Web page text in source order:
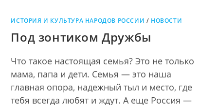
ИСТОРИЯ И КУЛЬТУРА НАРОДОВ РОССИИ / НОВОСТИ
Под зонтиком Дружбы
Что такое настоящая семья? Это не только
мама, папа и дети. Семья — это наша
главная опора, надежный тыл и место, где
тебя всегда любят и ждут. А еще Россия —